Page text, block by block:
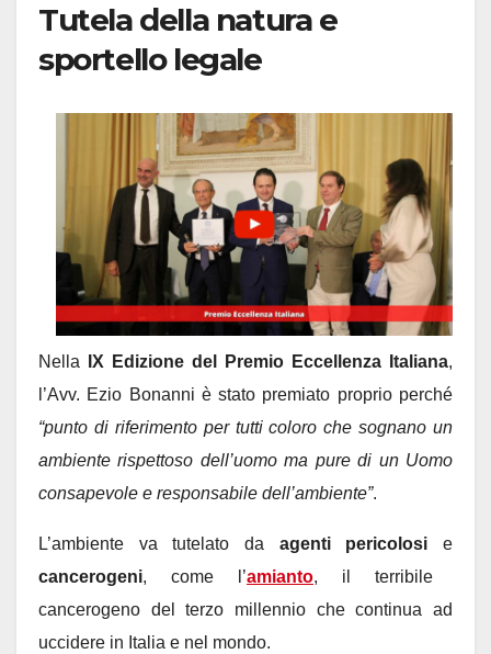
Tutela della natura e
sportello legale
Nella IX Edizione del Premio Eccellenza Italiana,
l’Avv. Ezio Bonanni è stato premiato proprio perché
“punto di riferimento per tutti coloro che sognano un
ambiente rispettoso dell’uomo ma pure di un Uomo
consapevole e responsabile dell’ambiente”.
L’ambiente va tutelato da agenti pericolosi e
cancerogeni, come l’amianto, il terribile
cancerogeno del terzo millennio che continua ad
uccidere in Italia e nel mondo.